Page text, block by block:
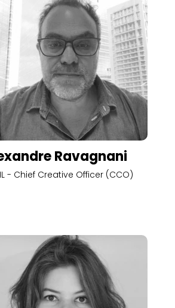
Ravagnani
- Chief Creative Officer (CCO)